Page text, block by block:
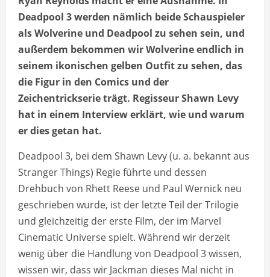
Deadpool 3 werden nämlich beide Schauspieler
als Wolverine und Deadpool zu sehen sein, und
außerdem bekommen wir Wolverine endlich in
seinem ikonischen gelben Outfit zu sehen, das
die Figur in den Comics und der
Zeichentrickserie trägt. Regisseur Shawn Levy
hat in einem Interview erklärt, wie und warum
er dies getan hat.
Deadpool 3, bei dem Shawn Levy (u. a. bekannt aus
Stranger Things) Regie führte und dessen
Drehbuch von Rhett Reese und Paul Wernick neu
geschrieben wurde, ist der letzte Teil der Trilogie
und gleichzeitig der erste Film, der im Marvel
Cinematic Universe spielt. Während wir derzeit
wenig über die Handlung von Deadpool 3 wissen,
wissen wir, dass wir Jackman dieses Mal nicht in